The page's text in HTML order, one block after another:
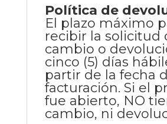
Política de
El plazo máximo
recibir la solicitud
cambio o
cinco (5) días
partir de la fecha
facturación. Si el
fue abierto, NO
cambio, ni